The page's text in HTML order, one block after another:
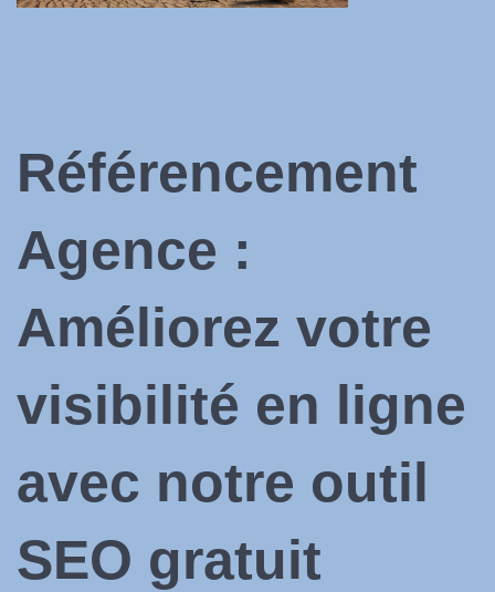
Référencement
Agence :
Améliorez votre
visibilité en ligne
avec notre outil
SEO gratuit